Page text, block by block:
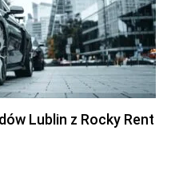
Lublin z Rocky Rent